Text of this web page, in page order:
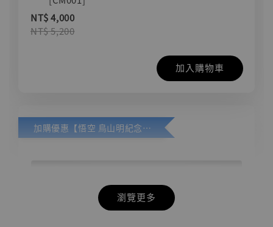
NT$ 4,000
NT$ 5,200
加入購物車
加購優惠【悟空 鳥山明紀念款 [奇蹟工作室]】
瀏覽更多